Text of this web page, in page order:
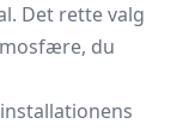
Det rette valg
du